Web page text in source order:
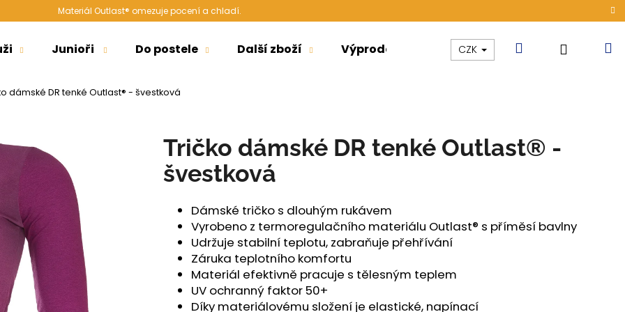
Materiál Outlast® omezuje pocení a chladí.
Junioři Do postele Další zboží Výprodej Kolekce Akce
CZK Hledat
dámské DR tenké Outlast® - švestková
Tričko dámské DR tenké Outlast® -
švestková
Dámské tričko s dlouhým rukávem
Vyrobeno z termoregulačního materiálu Outlast® s příměsí bavlny
Udržuje stabilní teplotu, zabraňuje přehřívání
Záruka teplotního komfortu
Materiál efektivně pracuje s tělesným teplem
UV ochranný faktor 50+
Díky materiálovému složení je elastické, napínací
Doporučujeme
ŠORTKY HIGH LONG DÁMSKÉ TENKÉ ŠORTKY HIGH DÁMSKÉ TENKÉ OUTLAST®